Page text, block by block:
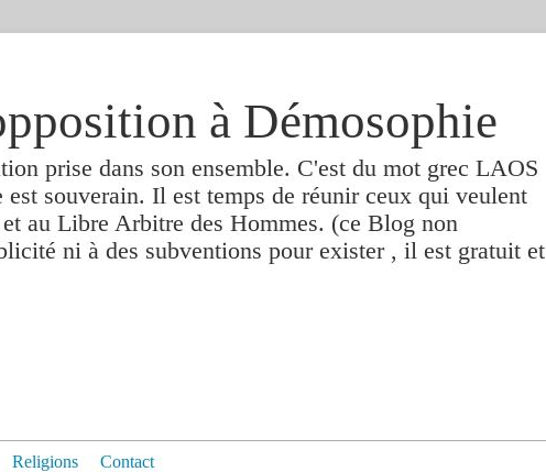
à Démosophie
prise dans son ensemble. C'est du mot grec LAOS
souverain. Il est temps de réunir ceux qui veulent
au Libre Arbitre des Hommes. (ce Blog non
ni à des subventions pour exister , il est gratuit et
Religions Contact